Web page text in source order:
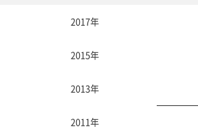
2017年
2015年
2013年
2011年